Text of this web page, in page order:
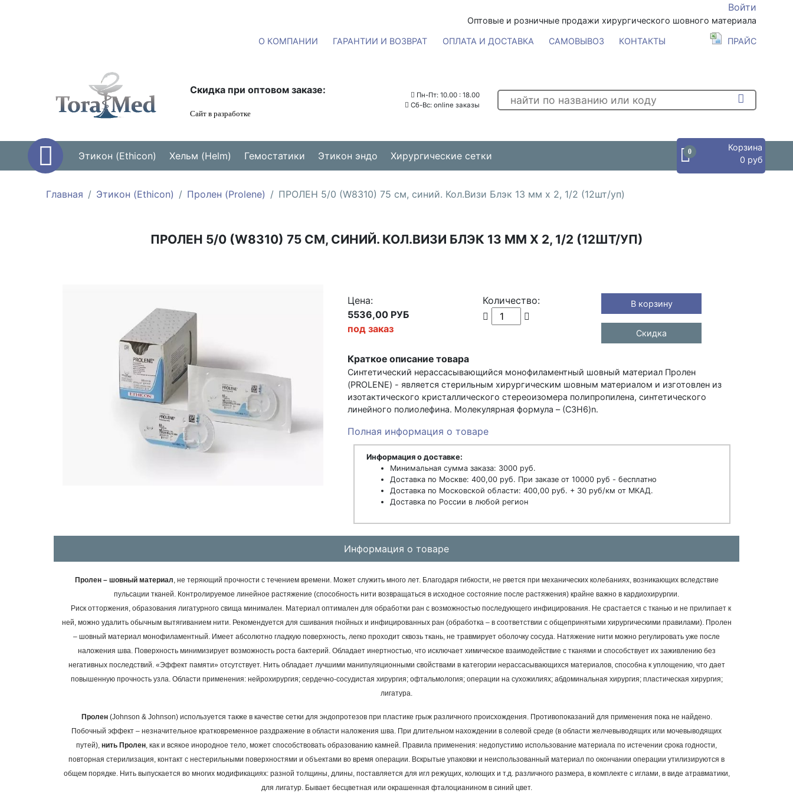
Войти
Оптовые и розничные продажи хирургического шовного материала
О КОМПАНИИ ГАРАНТИИ И ВОЗВРАТ ОПЛАТА И ДОСТАВКА САМОВЫВОЗ КОНТАКТЫ ПРАЙС
Скидка при оптовом заказе:
Сайт в разработке
Пн-Пт: 10.00 : 18.00
Сб-Вс: online заказы
Этикон (Ethicon) Хельм (Helm) Гемостатики Этикон эндо Хирургические сетки 0
Корзина
0 руб
Главная Этикон (Ethicon) Пролен (Prolene) ПРОЛЕН 5/0 (W8310) 75 см, синий. Кол.Визи Блэк 13 мм х 2, 1/2 (12шт/уп)
ПРОЛЕН 5/0 (W8310) 75 СМ, СИНИЙ. КОЛ.ВИЗИ БЛЭК 13 ММ Х 2, 1/2 (12ШТ/УП)
Цена:
5536,00 РУБ
под заказ
Количество: В корзину
Скидка
Краткое описание товара
Синтетический нерассасывающийся монофиламентный шовный материал Пролен
(PROLENE) - является стерильным хирургическим шовным материалом и изготовлен из
изотактического кристаллического стереоизомера полипропилена, синтетического
линейного полиолефина. Молекулярная формула – (С3H6)n.
Полная информация о товаре
Информация о доставке:
Минимальная сумма заказа: 3000 руб.
Доставка по Москве: 400,00 руб. При заказе от 10000 руб - бесплатно
Доставка по Московской области: 400,00 руб. + 30 руб/км от МКАД.
Доставка по России в любой регион
Информация о товаре
Пролен – шовный материал , не теряющий прочности с течением времени. Может служить много лет. Благодаря гибкости, не рвется при механических колебаниях, возникающих вследствие
пульсации тканей. Контролируемое линейное растяжение (способность нити возвращаться в исходное состояние после растяжения) крайне важно в кардиохирургии.
Риск отторжения, образования лигатурного свища минимален. Материал оптимален для обработки ран с возможностью последующего инфицирования. Не срастается с тканью и не прилипает к
ней, можно удалить обычным вытягиванием нити. Рекомендуется для сшивания гнойных и инфицированных ран (обработка – в соответствии с общепринятыми хирургическими правилами). Пролен
– шовный материал монофиламентный. Имеет абсолютно гладкую поверхность, легко проходит сквозь ткань, не травмирует оболочку сосуда. Натяжение нити можно регулировать уже после
наложения шва. Поверхность минимизирует возможность роста бактерий. Обладает инертностью, что исключает химическое взаимодействие с тканями и способствует их заживлению без
негативных последствий. «Эффект памяти» отсутствует. Нить обладает лучшими манипуляционными свойствами в категории нерассасывающихся материалов, способна к уплощению, что дает
повышенную прочность узла. Области применения: нейрохирургия; сердечно-сосудистая хирургия; офтальмология; операции на сухожилиях; абдоминальная хирургия; пластическая хирургия;
лигатура.
Пролен (Johnson & Johnson) используется также в качестве сетки для эндопротезов при пластике грыж различного происхождения. Противопоказаний для применения пока не найдено.
Побочный эффект – незначительное кратковременное раздражение в области наложения шва. При длительном нахождении в солевой среде (в области желчевыводящих или мочевыводящих
путей), нить Пролен , как и всякое инородное тело, может способствовать образованию камней. Правила применения: недопустимо использование материала по истечении срока годности,
повторная стерилизация, контакт с нестерильными поверхностями и объектами во время операции. Вскрытые упаковки и неиспользованный материал по окончании операции утилизируются в
общем порядке. Нить выпускается во многих модификациях: разной толщины, длины, поставляется для игл режущих, колющих и т.д. различного размера, в комплекте с иглами, в виде атравматики,
для лигатур. Бывает бесцветная или окрашенная фталоцианином в синий цвет.